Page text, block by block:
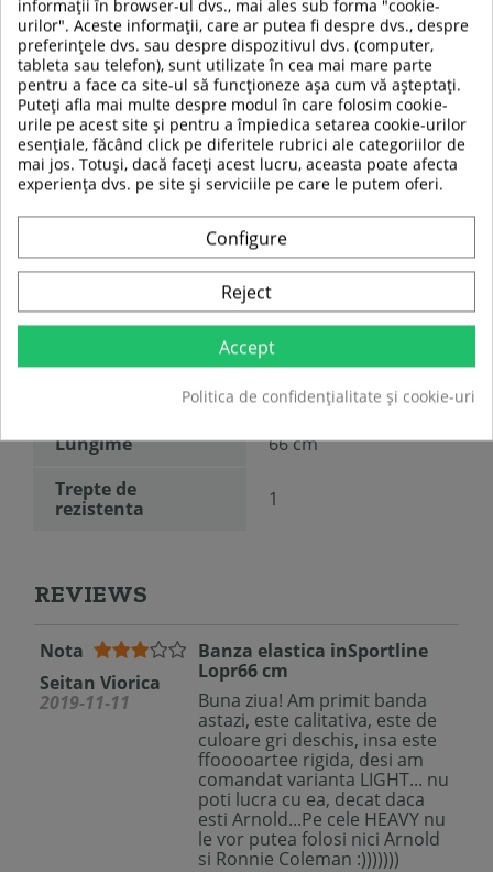
TABEL DE DATE
Tip produs
Banda elastica
Fitness
Zona corporala
Brate
Lungime
66 cm
Trepte de
rezistenta
1
REVIEWS
Nota
Seitan Viorica
2019-11-11
Banza elastica inSportline
Lopr66 cm
Buna ziua! Am primit banda
astazi, este calitativa, este de
culoare gri deschis, insa este
ffooooartee rigida, desi am
comandat varianta LIGHT... nu
poti lucra cu ea, decat daca
esti Arnold...Pe cele HEAVY nu
le vor putea folosi nici Arnold
si Ronnie Coleman :)))))))
informații în browser-ul dvs., mai ales sub forma "cookie-
urilor". Aceste informații, care ar putea fi despre dvs., despre
preferințele dvs. sau despre dispozitivul dvs. (computer,
tableta sau telefon), sunt utilizate în cea mai mare parte
pentru a face ca site-ul să funcționeze așa cum vă așteptați.
Puteți afla mai multe despre modul în care folosim cookie-
urile pe acest site și pentru a împiedica setarea cookie-urilor
esențiale, făcând click pe diferitele rubrici ale categoriilor de
mai jos. Totuși, dacă faceți acest lucru, aceasta poate afecta
experiența dvs. pe site și serviciile pe care le putem oferi.
Configure
Reject
Accept
Politica de confidențialitate și cookie-uri